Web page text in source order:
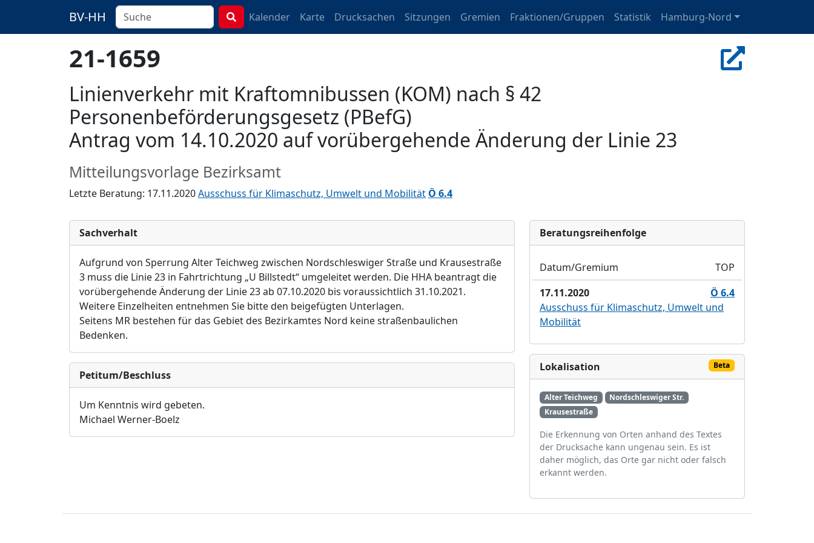
BV-HH Kalender Karte Drucksachen Sitzungen Gremien Fraktionen/Gruppen Statistik Hamburg-Nord
21-1659
Linienverkehr mit Kraftomnibussen (KOM) nach § 42
Personenbeförderungsgesetz (PBefG)
Antrag vom 14.10.2020 auf vorübergehende Änderung der Linie 23
Mitteilungsvorlage Bezirksamt
Letzte Beratung: 17.11.2020Ausschuss für Klimaschutz, Umwelt und Mobilität Ö 6.4
Sachverhalt
Aufgrund von Sperrung Alter Teichweg zwischen Nordschleswiger Straße und Krausestraße
3 muss die Linie 23 in Fahrtrichtung „U Billstedt“ umgeleitet werden. Die HHA beantragt die
vorübergehende Änderung der Linie 23 ab 07.10.2020 bis voraussichtlich 31.10.2021.
Weitere Einzelheiten entnehmen Sie bitte den beigefügten Unterlagen.
Seitens MR bestehen für das Gebiet des Bezirkamtes Nord keine straßenbaulichen
Bedenken.
Petitum/Beschluss
Um Kenntnis wird gebeten.
Michael Werner-Boelz
Bera­tungs­reihen­folge
Datum/Gremium
TOP
17.11.2020
Ö 6.4
Ausschuss für Klimaschutz, Umwelt und
Mobilität
Lokalisation Beta
Alter Teichweg
Nordschleswiger Str.
Krausestraße
Die Erkennung von Orten anhand des Textes
der Drucksache kann ungenau sein. Es ist
daher möglich, das Orte gar nicht oder falsch
erkannt werden.